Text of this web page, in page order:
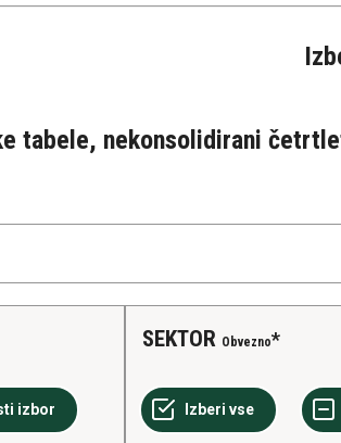
tabele, nekonsolidirani
SEKTOR Obvezno